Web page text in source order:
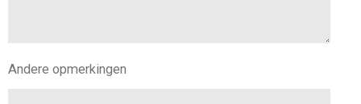
Andere opmerkingen